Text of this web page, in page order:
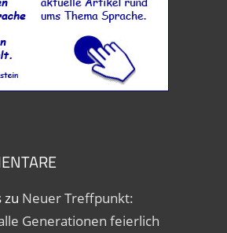
zu Neuer Treffpunkt:
Generationen feierlich